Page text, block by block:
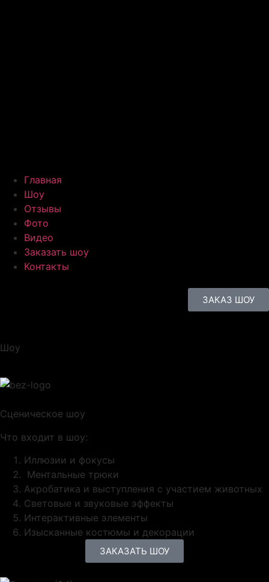
Главная
Шоу
Отзывы
Фото
Видео
Заказать шоу
Контакты
ЗАКАЗ ШОУ
Шоу
Сценическое шоу
Что входит в шоу:
Иллюзии и фокусы
Ментальные трюки
Акробатика и выступления с участием животных
Световые и звуковые эффекты
Интерактивные элементы
Изысканные костюмы и декорации
ЗАКАЗАТЬ ШОУ